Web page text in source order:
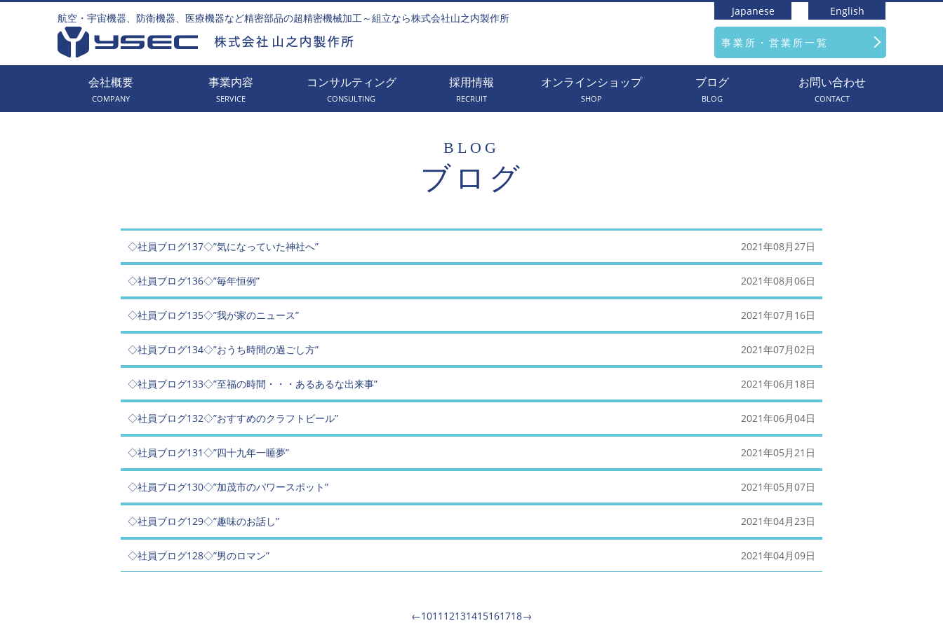
航空・宇宙機器、防衛機器、医療機器など精密部品の超精密機械加工～組立なら株式会社山之内製作所
Japanese English
事業所・営業所一覧
会社概要
COMPANY
事業内容
SERVICE
コンサルティング
CONSULTING
採用情報
RECRUIT
オンラインショップ
SHOP
ブログ
BLOG
お問い合わせ
CONTACT
BLOG
ブログ
◇社員ブログ137◇”気になっていた神社へ” 2021年08月27日
◇社員ブログ136◇”毎年恒例” 2021年08月06日
◇社員ブログ135◇”我が家のニュース” 2021年07月16日
◇社員ブログ134◇”おうち時間の過ごし方” 2021年07月02日
◇社員ブログ133◇”至福の時間・・・あるあるな出来事” 2021年06月18日
◇社員ブログ132◇”おすすめのクラフトビール” 2021年06月04日
◇社員ブログ131◇”四十九年一睡夢” 2021年05月21日
◇社員ブログ130◇”加茂市のパワースポット” 2021年05月07日
◇社員ブログ129◇”趣味のお話し” 2021年04月23日
◇社員ブログ128◇”男のロマン” 2021年04月09日
←1011 12131415161718→